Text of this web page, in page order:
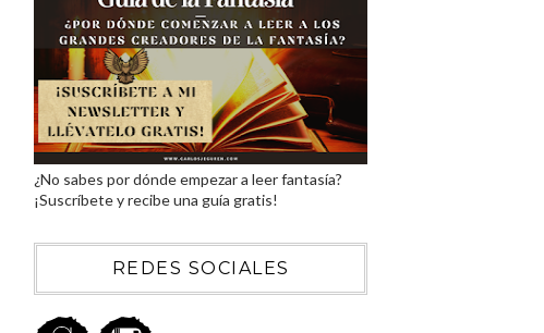
¿No sabes por dónde empezar a leer fantasía?
¡Suscríbete y recibe una guía gratis!
REDES SOCIALES